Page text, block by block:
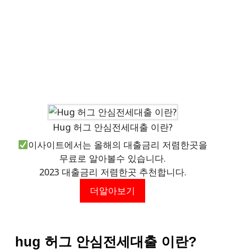
Hug 허그 안심전세대출 이란?
이사이트에서는 올해의 대출금리 저렴한곳을
무료로 알아볼수 있습니다.
2023 대출금리 저렴한곳 추천합니다.
더알아보기
hug 허그 안심전세대출 이란?